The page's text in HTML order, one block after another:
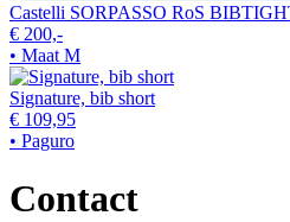
Castelli SORPASSO RoS
€ 200,-
• Maat M
Signature, bib short
€ 109,95
• Paguro
Contact